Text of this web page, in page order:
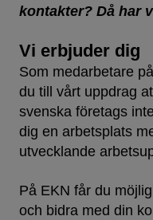
kontakter? Då har
Vi erbjuder dig
Som medarbetare
du till vårt uppdrag
svenska företags
dig en arbetsplats
utvecklande
På EKN får du
och bidra med din